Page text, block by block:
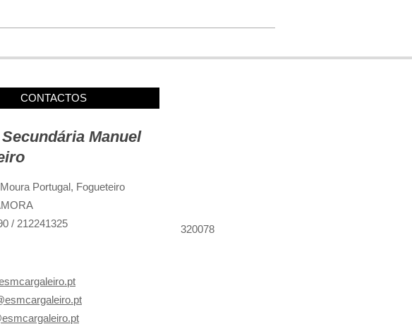
CONTACTOS
Manuel
Portugal, Fogueteiro
/ 212241325
320078